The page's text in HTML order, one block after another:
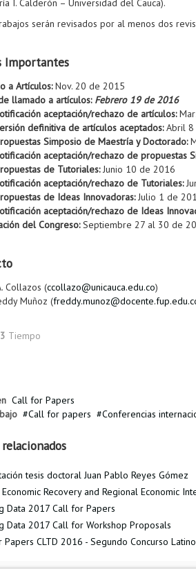
I. Calderón – Universidad del Cauca).
serán revisados por al menos dos
Importantes
a Artículos:Nov. 20 de 2015
llamado a artículos: Febrero 19 de 2016
aceptación/rechazo de artículos:
definitiva de artículos aceptados:Abril
Simposio de Maestría y Doctorado:
aceptación/rechazo de propuestas
de Tutoriales:Junio 10 de 2016
aceptación/rechazo de Tutoriales:
de Ideas Innovadoras:Julio 1 de
aceptación/rechazo de Ideas
del Congreso:Septiembre 27 al 30 de
Collazos (ccollazo@unicauca.edu.co)
Muñoz (
Tiempo
Call for Papers
Call for papers Conferencias
tesis doctoral Juan Pablo Reyes Gómez
Economic Recovery and Regional Economic
Data 2017 Call for Papers
Data 2017 Call for Workshop Proposals
Papers CLTD 2016 - Segundo Concurso